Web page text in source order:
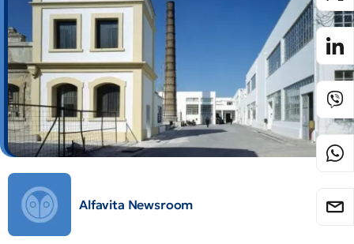
Alfavita Newsroom